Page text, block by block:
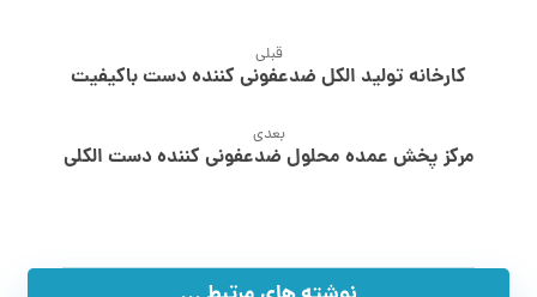
قبلی
کارخانه تولید الکل ضدعفونی کننده دست باکیفیت
بعدی
مرکز پخش عمده محلول ضدعفونی کننده دست الکلی